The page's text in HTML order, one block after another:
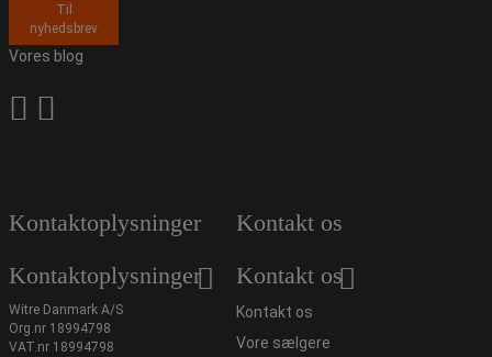
Til
nyhedsbrev
Vores blog
Kontaktoplysninger
Kontaktoplysninger
Witre Danmark A/S
Org.nr 18994798
VAT.nr 18994798
Kontakt os
Kontakt os
Kontakt os
Vore sælgere